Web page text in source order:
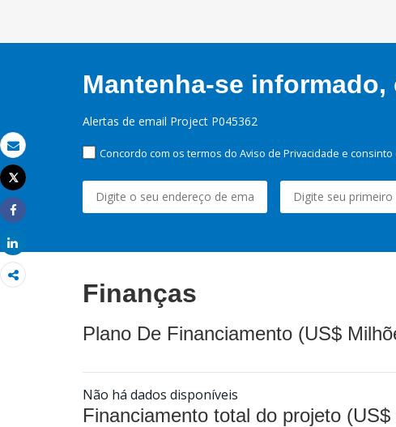
Email
Imprimir
Tweet
Share
Mantenha-se informado,
Alertas de email Project P045362
Concordo com os termos do Aviso de Privacidade e
Finanças
Plano De Financiamento (US$
Não há dados disponíveis
Financiamento total do projeto (US$